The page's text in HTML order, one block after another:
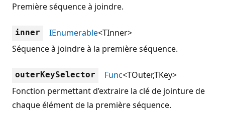
Première séquence à joindre.
inner IEnumerable<TInner>
Séquence à joindre à la première séquence.
outerKeySelector Func<TOuter,TKey>
Fonction permettant d’extraire la clé de jointure de
chaque élément de la première séquence.